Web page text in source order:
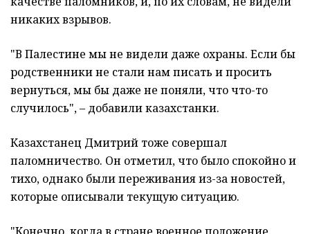
никаких взрывов.
"В Палестине мы не видели даже охраны. Если бы
родственники не стали нам писать и просить
вернуться, мы бы даже не поняли, что что-то
случилось", – добавили казахстанки.
Казахстанец Дмитрий тоже совершал
паломничество. Он отметил, что было спокойно и
тихо, однако были переживания из-за новостей,
которые описывали текущую ситуацию.